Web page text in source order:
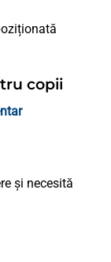
copii
și necesită